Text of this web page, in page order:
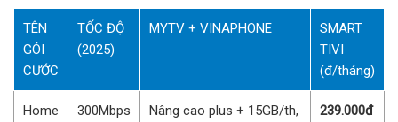
TÊN
GÓI
CƯỚC
TỐC ĐỘ
(2025)
MYTV + VINAPHONE
SMART
TIVI
(đ/tháng)
Home
300Mbps
Nâng cao plus + 15GB/th,
239.000đ